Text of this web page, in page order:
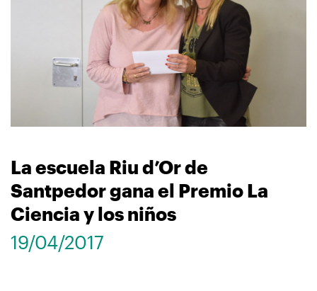
navegación
La escuela Riu d’Or de
Santpedor gana el Premio La
Ciencia y los niños
19/04/2017